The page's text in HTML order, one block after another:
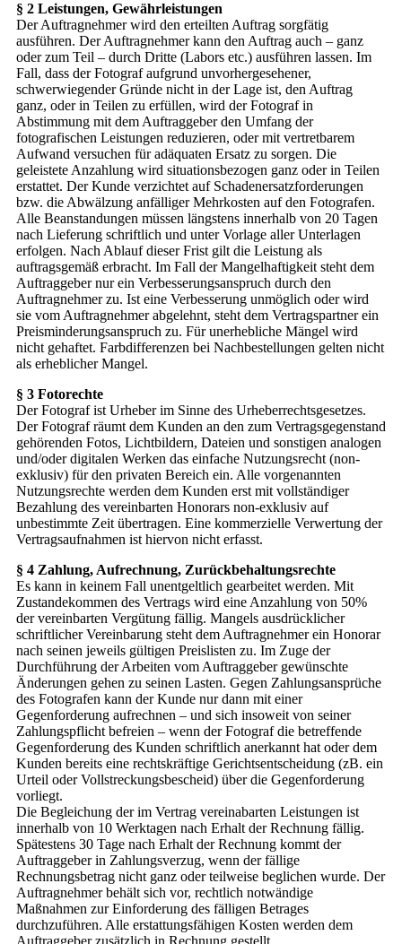
§ 2 Leistungen, Gewährleistungen
Der Auftragnehmer wird den erteilten Auftrag sorgfätig
ausführen. Der Auftragnehmer kann den Auftrag auch – ganz
oder zum Teil – durch Dritte (Labors etc.) ausführen lassen. Im
Fall, dass der Fotograf aufgrund unvorhergesehener,
schwerwiegender Gründe nicht in der Lage ist, den Auftrag
ganz, oder in Teilen zu erfüllen, wird der Fotograf in
Abstimmung mit dem Auftraggeber den Umfang der
fotografischen Leistungen reduzieren, oder mit vertretbarem
Aufwand versuchen für adäquaten Ersatz zu sorgen. Die
geleistete Anzahlung wird situationsbezogen ganz oder in Teilen
erstattet. Der Kunde verzichtet auf Schadenersatzforderungen
bzw. die Abwälzung anfälliger Mehrkosten auf den Fotografen.
Alle Beanstandungen müssen längstens innerhalb von 20 Tagen
nach Lieferung schriftlich und unter Vorlage aller Unterlagen
erfolgen. Nach Ablauf dieser Frist gilt die Leistung als
auftragsgemäß erbracht. Im Fall der Mangelhaftigkeit steht dem
Auftraggeber nur ein Verbesserungsanspruch durch den
Auftragnehmer zu. Ist eine Verbesserung unmöglich oder wird
sie vom Auftragnehmer abgelehnt, steht dem Vertragspartner ein
Preisminderungsanspruch zu. Für unerhebliche Mängel wird
nicht gehaftet. Farbdifferenzen bei Nachbestellungen gelten nicht
als erheblicher Mangel.
§ 3 Fotorechte
Der Fotograf ist Urheber im Sinne des Urheberrechtsgesetzes.
Der Fotograf räumt dem Kunden an den zum Vertragsgegenstand
gehörenden Fotos, Lichtbildern, Dateien und sonstigen analogen
und/oder digitalen Werken das einfache Nutzungsrecht (non-
exklusiv) für den privaten Bereich ein. Alle vorgenannten
Nutzungsrechte werden dem Kunden erst mit vollständiger
Bezahlung des vereinbarten Honorars non-exklusiv auf
unbestimmte Zeit übertragen. Eine kommerzielle Verwertung der
Vertragsaufnahmen ist hiervon nicht erfasst.
§ 4 Zahlung, Aufrechnung, Zurückbehaltungsrechte
Es kann in keinem Fall unentgeltlich gearbeitet werden. Mit
Zustandekommen des Vertrags wird eine Anzahlung von 50%
der vereinbarten Vergütung fällig. Mangels ausdrücklicher
schriftlicher Vereinbarung steht dem Auftragnehmer ein Honorar
nach seinen jeweils gültigen Preislisten zu. Im Zuge der
Durchführung der Arbeiten vom Auftraggeber gewünschte
Änderungen gehen zu seinen Lasten. Gegen Zahlungsansprüche
des Fotografen kann der Kunde nur dann mit einer
Gegenforderung aufrechnen – und sich insoweit von seiner
Zahlungspflicht befreien – wenn der Fotograf die betreffende
Gegenforderung des Kunden schriftlich anerkannt hat oder dem
Kunden bereits eine rechtskräftige Gerichtsentscheidung (zB. ein
Urteil oder Vollstreckungsbescheid) über die Gegenforderung
vorliegt.
Die Begleichung der im Vertrag vereinabarten Leistungen ist
innerhalb von 10 Werktagen nach Erhalt der Rechnung fällig.
Spätestens 30 Tage nach Erhalt der Rechnung kommt der
Auftraggeber in Zahlungsverzug, wenn der fällige
Rechnungsbetrag nicht ganz oder teilweise beglichen wurde. Der
Auftragnehmer behält sich vor, rechtlich notwändige
Maßnahmen zur Einforderung des fälligen Betrages
durchzuführen. Alle erstattungsfähigen Kosten werden dem
Auftraggeber zusätzlich in Rechnung gestellt.